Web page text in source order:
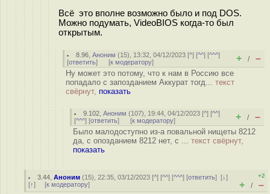
Всё это вполне возможно было и под DOS.
Можно подумать, VideoBIOS когда-то был
открытым.
8.96 ,Аноним (15), 13:32, 04/12/2023 [^] [^^] [^^^]
[ответить] [к модератору] + / –
Ну может это потому, что к нам в Россию все
попадало с запозданием Аккурат тогд... текст
свёрнут, показать
9.102 ,Аноним (107), 19:44, 04/12/2023 [^] [^^]
[^^^] [ответить] [к модератору] + / –
Было малодоступно из-а повальной нищеты 8212
да, с опозданием 8212 нет, с ... текст свёрнут,
показать
3.44 ,Аноним (15), 22:35, 03/12/2023 [^] [^^] [^^^] [ответить][↓]
[↑] [к модератору]
+2
+ / –